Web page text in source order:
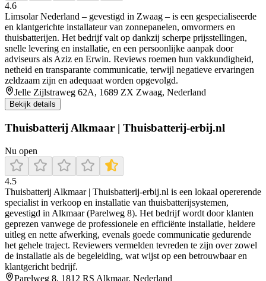
4.6
Limsolar Nederland – gevestigd in Zwaag – is een gespecialiseerde
en klantgerichte installateur van zonnepanelen, omvormers en
thuisbatterijen. Het bedrijf valt op dankzij scherpe prijsstellingen,
snelle levering en installatie, en een persoonlijke aanpak door
adviseurs als Aziz en Erwin. Reviews roemen hun vakkundigheid,
netheid en transparante communicatie, terwijl negatieve ervaringen
zeldzaam zijn en adequaat worden opgevolgd.
Jelle Zijlstraweg 62A, 1689 ZX Zwaag, Nederland
Bekijk details
Thuisbatterij Alkmaar | Thuisbatterij-erbij.nl
Nu open
4.5
Thuisbatterij Alkmaar | Thuisbatterij‑erbij.nl is een lokaal opererende
specialist in verkoop en installatie van thuisbatterijsystemen,
gevestigd in Alkmaar (Parelweg 8). Het bedrijf wordt door klanten
geprezen vanwege de professionele en efficiënte installatie, heldere
uitleg en nette afwerking, evenals goede communicatie gedurende
het gehele traject. Reviewers vermelden tevreden te zijn over zowel
de installatie als de begeleiding, wat wijst op een betrouwbaar en
klantgericht bedrijf.
Parelweg 8, 1812 RS Alkmaar, Nederland